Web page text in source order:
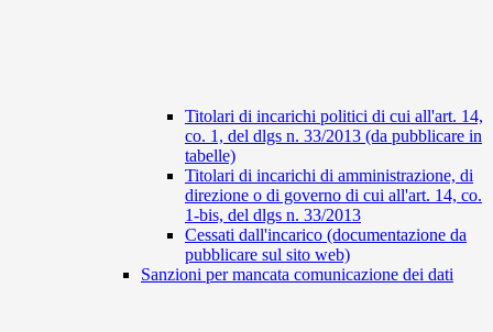
Titolari di incarichi politici di cui all'art. 14,
co. 1, del dlgs n. 33/2013 (da pubblicare in
tabelle)
Titolari di incarichi di amministrazione, di
direzione o di governo di cui all'art. 14, co.
1-bis, del dlgs n. 33/2013
Cessati dall'incarico (documentazione da
pubblicare sul sito web)
Sanzioni per mancata comunicazione dei dati